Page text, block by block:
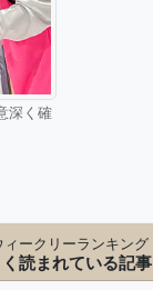
深く確
ィークリーランキング
く読まれている記事